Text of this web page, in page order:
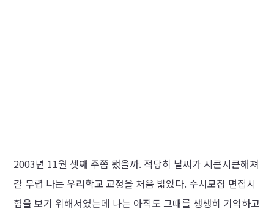
2003년 11월 셋째 주쯤 됐을까. 적당히 날씨가 시큰시큰해져
갈 무렵 나는 우리학교 교정을 처음 밟았다. 수시모집 면접시
험을 보기 위해서였는데 나는 아직도 그때를 생생히 기억하고